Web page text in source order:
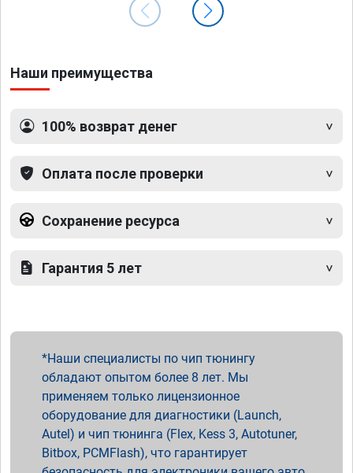
Наши преимущества
100% возврат денег
Оплата после проверки
Сохранение ресурса
Гарантия 5 лет
Наши специалисты по чип тюнингу
обладают опытом более 8 лет. Мы
применяем только лицензионное
оборудование для диагностики (Launch,
Autel) и чип тюнинга (Flex, Kess 3, Autotuner,
Bitbox, PCMFlash), что гарантирует